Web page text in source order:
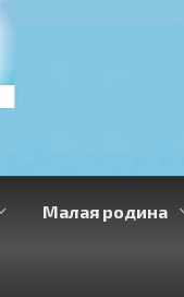
Малая родина